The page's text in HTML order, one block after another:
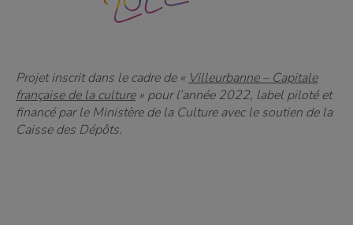
Projet inscrit dans le cadre de « Villeurbanne – Capitale
française de la culture» pour l’année 2022, label piloté et
financé par le Ministère de la Culture avec le soutien de la
Caisse des Dépôts.